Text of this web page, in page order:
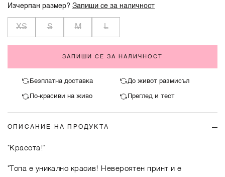
Изчерпан размер?Запиши се за наличност
XS S M L
ЗАПИШИ СЕ ЗА НАЛИЧНОСТ
Безплатна доставка До живот размисъл
По-красиви на живо Преглед и тест
ОПИСАНИЕ НА ПРОДУКТА
"Красота!"
"Топа е уникално красив! Невероятен принт и е